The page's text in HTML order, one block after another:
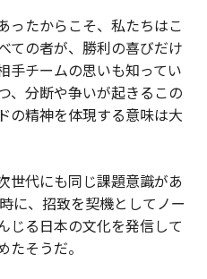
ったからこそ、私たちはこ
ての者が、勝利の喜びだけ
手チームの思いも知ってい
、分断や争いが起きるこの
の精神を体現する意味は大
世代にも同じ課題意識があ
に、招致を契機としてノー
じる日本の文化を発信して
そうだ。